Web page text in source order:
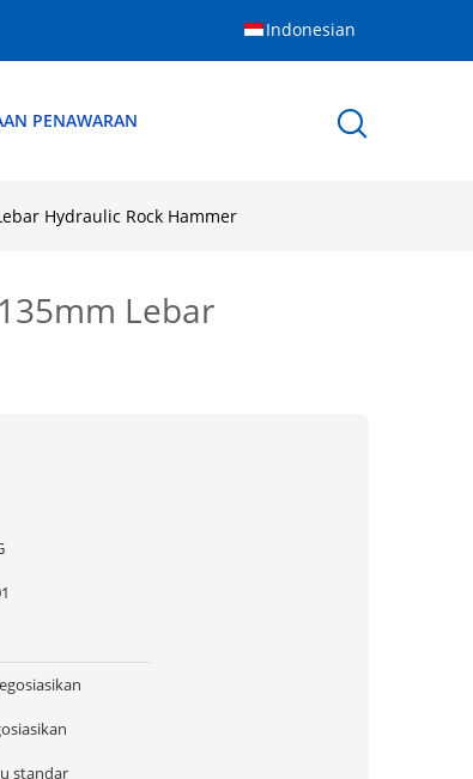
Indonesian
PENAWARAN
Hydraulic Rock Hammer
Lebar
standar